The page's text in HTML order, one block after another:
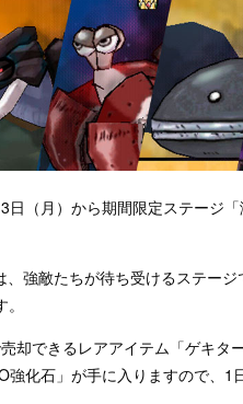
日（月）から期間限定ステージ
、強敵たちが待ち受けるステー
却できるレアアイテム「ゲキタ
強化石」が手に入りますので、